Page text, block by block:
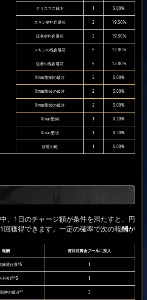
クリスマス靴下 1 5.00%
スキン材料自選箱 2 19.50%
従者材料自選箱 2 19.50%
スキンの魂自選箱 5 12.80%
従者の魂自選箱 5 12.80%
Xmas聖剣の破片 2 5.00%
Xmas聖装の破片 2 5.00%
Xmas聖袋の破片 2 5.00%
Xmas聖剣 1 0.20%
Xmas聖袋 1 0.20%
好運の鎚 1 5.00%
、1日のチャージ額が条件を満たすと、円
回獲得できます。一定の確率で次の報酬が
報酬 何回目賞金プールに投入
練通行券*5 1
召唤币*5 1
神の破片*1 3